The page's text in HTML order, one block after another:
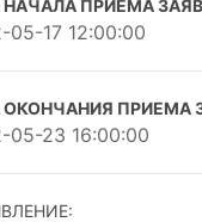
НАЧАЛА ПРИЕМА
05-17 12:00:00
ОКОНЧАНИЯ ПРИЕМА
05-23 16:00:00